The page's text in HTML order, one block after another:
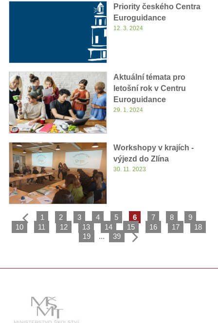
Priority českého Centra
Euroguidance
12. 3. 2024
Aktuální témata pro
letošní rok v Centru
Euroguidance
29. 1. 2024
Workshopy v krajích -
výjezd do Zlína
30. 11. 2023
1 2 3 4 5 6 7 8
9
10
11 12 13 14 15 16 17
18
19
... 39